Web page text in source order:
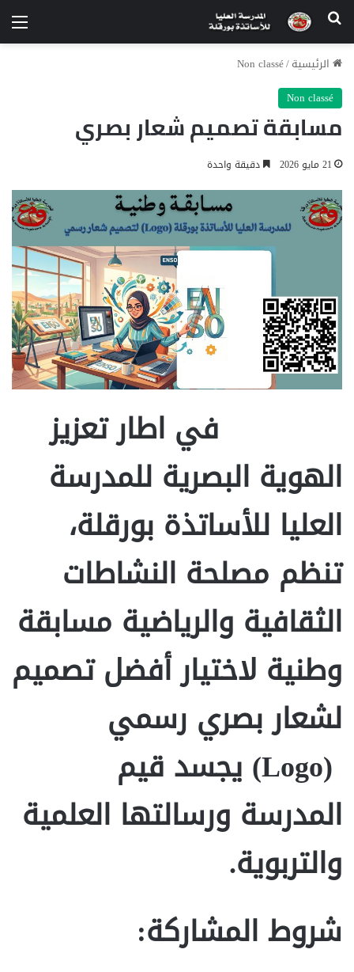
الرئيسية/
Non classé
Non classé
مسابقة تصميم شعار بصري
21 مايو 2026 دقيقة واحدة
في اطار تعزيز
الهوية البصرية للمدرسة
العليا للأساتذة بورقلة،
تنظم مصلحة النشاطات
الثقافية والرياضية مسابقة
وطنية لاختيار أفضل تصميم
لشعار بصري رسمي
(Logo) يجسد قيم
المدرسة ورسالتها العلمية
والتربوية.
شروط المشاركة: